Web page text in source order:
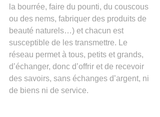
la bourrée, faire du pounti, du couscous
ou des nems, fabriquer des produits de
beauté naturels…) et chacun est
susceptible de les transmettre. Le
réseau permet à tous, petits et grands,
d’échanger, donc d’offrir et de recevoir
des savoirs, sans échanges d’argent, ni
de biens ni de service.